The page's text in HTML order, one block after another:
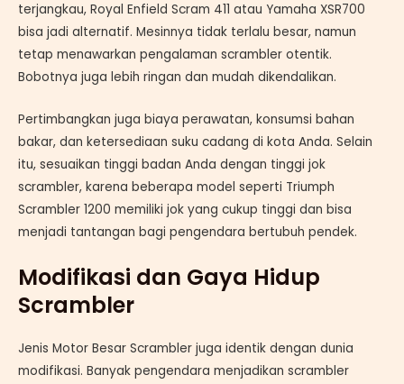
terjangkau, Royal Enfield Scram 411 atau Yamaha XSR700
bisa jadi alternatif. Mesinnya tidak terlalu besar, namun
tetap menawarkan pengalaman scrambler otentik.
Bobotnya juga lebih ringan dan mudah dikendalikan.
Pertimbangkan juga biaya perawatan, konsumsi bahan
bakar, dan ketersediaan suku cadang di kota Anda. Selain
itu, sesuaikan tinggi badan Anda dengan tinggi jok
scrambler, karena beberapa model seperti Triumph
Scrambler 1200 memiliki jok yang cukup tinggi dan bisa
menjadi tantangan bagi pengendara bertubuh pendek.
Modifikasi dan Gaya Hidup
Scrambler
Jenis Motor Besar Scrambler juga identik dengan dunia
modifikasi. Banyak pengendara menjadikan scrambler